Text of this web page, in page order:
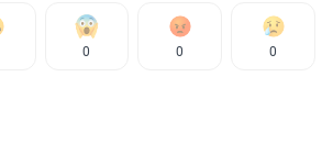
0 0 0